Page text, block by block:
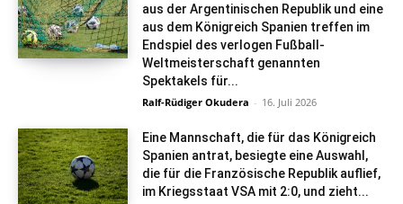
aus der Argentinischen Republik und eine
aus dem Königreich Spanien treffen im
Endspiel des verlogen Fußball-
Weltmeisterschaft genannten
Spektakels für...
Ralf-Rüdiger Okudera - 16. Juli 2026
Eine Mannschaft, die für das Königreich
Spanien antrat, besiegte eine Auswahl,
die für die Französische Republik auflief,
im Kriegsstaat VSA mit 2:0, und zieht...